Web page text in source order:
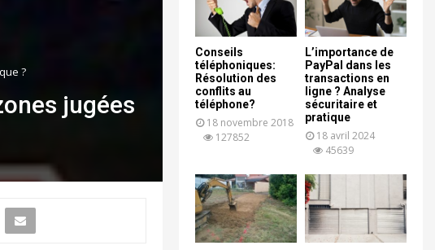
?
jugées
Conseils
téléphoniques:
Résolution des
conflits au
téléphone?
18 novembre 2018
127852
L’importance de
PayPal dans les
transactions en
ligne ? Analyse
sécuritaire et
pratique
18 avril 2024
45639